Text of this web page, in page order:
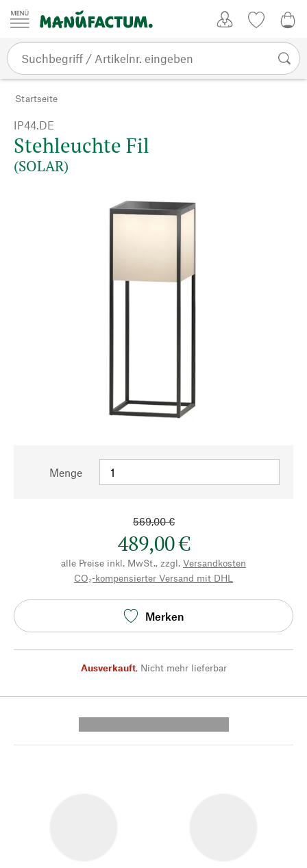
Zum Inhalt springen
Startseite
IP44.DE
Stehleuchte Fil
(SOLAR)
Menge
569,00 €
489,00 €
alle Preise inkl. MwSt., zzgl. Versandkosten
CO₂-kompensierter Versand mit DHL
Merken
Ausverkauft, Nicht mehr lieferbar